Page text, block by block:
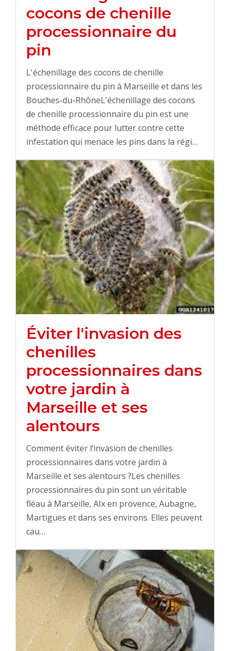
cocons de chenille
processionnaire du
pin
L'échenillage des cocons de chenille
processionnaire du pin à Marseille et dans les
Bouches-du-RhôneL'échenillage des cocons
de chenille processionnaire du pin est une
méthode efficace pour lutter contre cette
infestation qui menace les pins dans la régi…
Éviter l'invasion des
chenilles
processionnaires dans
votre jardin à
Marseille et ses
alentours
Comment éviter l’invasion de chenilles
processionnaires dans votre jardin à
Marseille et ses alentours ?Les chenilles
processionnaires du pin sont un véritable
fléau à Marseille, AIx en provence, Aubagne,
Martigues et dans ses environs. Elles peuvent
cau…